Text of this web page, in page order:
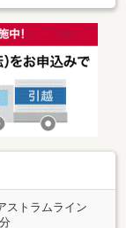
フォーム前提と
る方や、ご自身
早稲田小学校
で手頃な価格帯
ストラムライン